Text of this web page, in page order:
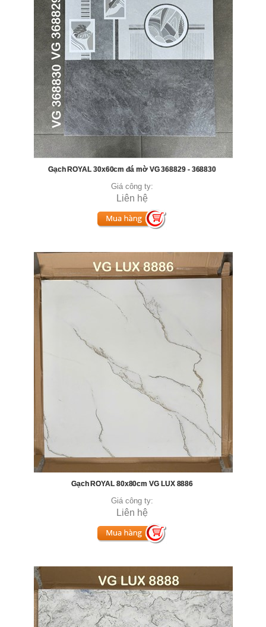
Gạch ROYAL 30x60cm đá mờ VG 368829 - 368830
Giá công ty:
Liên hệ
Gạch ROYAL 80x80cm VG LUX 8886
Giá công ty:
Liên hệ